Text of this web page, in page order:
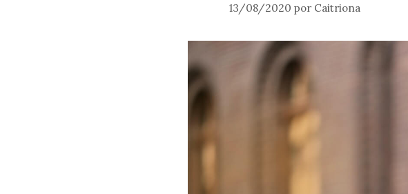
13/08/2020 por Caitriona